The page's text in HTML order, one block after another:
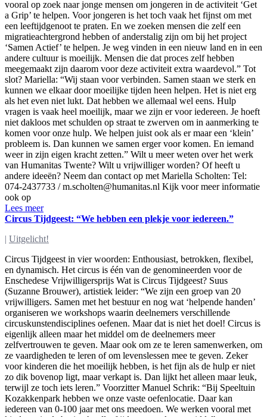
vooral op zoek naar jonge mensen om jongeren in de activiteit ‘Get
a Grip’ te helpen. Voor jongeren is het toch vaak het fijnst om met
een leeftijdgenoot te praten. En we zoeken mensen die zelf een
migratieachtergrond hebben of anderstalig zijn om bij het project
‘Samen Actief’ te helpen. Je weg vinden in een nieuw land en in een
andere cultuur is moeilijk. Mensen die dat proces zelf hebben
meegemaakt zijn daarom voor deze activiteit extra waardevol.” Tot
slot? Mariella: “Wij staan voor verbinden. Samen staan we sterk en
kunnen we elkaar door moeilijke tijden heen helpen. Het is niet erg
als het even niet lukt. Dat hebben we allemaal wel eens. Hulp
vragen is vaak heel moeilijk, maar we zijn er voor iedereen. Je hoeft
niet dakloos met schulden op straat te zwerven om in aanmerking te
komen voor onze hulp. We helpen juist ook als er maar een ‘klein’
probleem is. Dan kunnen we samen erger voor komen. En iemand
weer in zijn eigen kracht zetten.” Wilt u meer weten over het werk
van Humanitas Twente? Wilt u vrijwilliger worden? Of heeft u
andere ideeën? Neem dan contact op met Mariella Scholten: Tel:
074-2437733 /m.scholten@humanitas.nl Kijk voor meer informatie
ook op
Lees meer
Circus Tijdgeest: “We hebben een plekje voor iedereen.”
| Uitgelicht!
Circus Tijdgeest in vier woorden: Enthousiast, betrokken, flexibel,
en dynamisch. Het circus is één van de genomineerden voor de
Enschedese Vrijwilligersprijs Wat is Circus Tijdgeest? Suus
(Suzanne Brouwer), artistiek leider: “We zijn een groep van 20
vrijwilligers. Samen met het bestuur en nog wat ‘helpende handen’
organiseren we workshops waarin deelnemers verschillende
circuskunstendisciplines oefenen. Maar dat is niet het doel! Circus is
eigenlijk alleen maar het middel om de deelnemers meer
zelfvertrouwen te geven. Maar ook om ze te leren samenwerken, om
ze vaardigheden te leren of om levenslessen mee te geven. Zeker
voor kinderen die het moeilijk hebben, is het fijn als de hulp er niet
zo dik bovenop ligt, maar verkapt is. Dan lijkt het alleen maar leuk,
terwijl ze toch iets leren.” Voorzitter Manuel Schrik: “Bij Speeltuin
Kozakkenpark hebben we onze vaste oefenlocatie. Daar kan
iedereen van 0-100 jaar met ons meedoen. We werken vooral met